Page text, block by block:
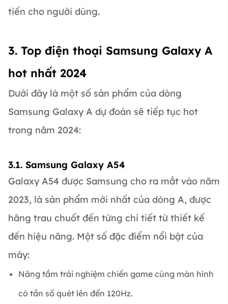
tiến cho người dùng.
3. Top điện thoại Samsung Galaxy A
hot nhất 2024
Dưới đây là một số sản phẩm của dòng
Samsung Galaxy A dự đoán sẽ tiếp tục hot
trong năm 2024:
3.1. Samsung Galaxy A54
Galaxy A54 được Samsung cho ra mắt vào năm
2023, là sản phẩm mới nhất của dòng A, được
hãng trau chuốt đến từng chi tiết từ thiết kế
đến hiệu năng. Một số đặc điểm nổi bật của
máy:
Nâng tầm trải nghiệm chiến game cùng màn hình
có tần số quét lên đến 120Hz.